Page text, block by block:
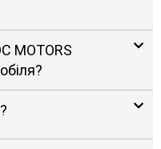
MOTORS